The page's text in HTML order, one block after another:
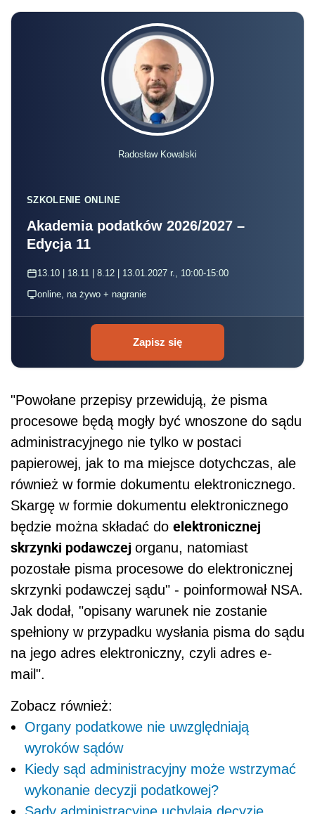
Radosław Kowalski
SZKOLENIE ONLINE
Akademia podatków 2026/2027 –
Edycja 11
13.10 | 18.11 | 8.12 | 13.01.2027 r., 10:00-15:00
online, na żywo + nagranie
Zapisz się
"Powołane przepisy przewidują, że pisma
procesowe będą mogły być wnoszone do sądu
administracyjnego nie tylko w postaci
papierowej, jak to ma miejsce dotychczas, ale
również w formie dokumentu elektronicznego.
Skargę w formie dokumentu elektronicznego
będzie można składać do elektronicznej
skrzynki podawczej organu, natomiast
pozostałe pisma procesowe do elektronicznej
skrzynki podawczej sądu" - poinformował NSA.
Jak dodał, "opisany warunek nie zostanie
spełniony w przypadku wysłania pisma do sądu
na jego adres elektroniczny, czyli adres e-
mail".
Zobacz również:
Organy podatkowe nie uwzględniają
wyroków sądów
Kiedy sąd administracyjny może wstrzymać
wykonanie decyzji podatkowej?
Sądy administracyjne uchylają decyzje